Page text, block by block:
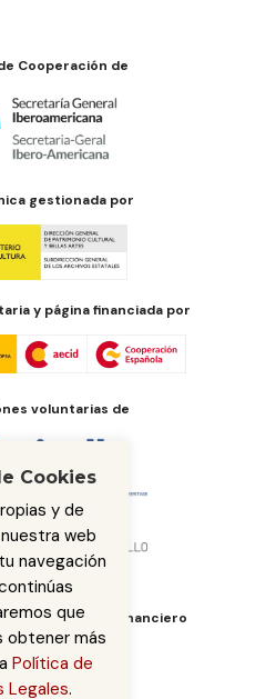
Cooperación de
gestionada por
y página financiada por
voluntarias de
del fondo financiero
Cookies
y de
web
navegación
que
obtener más
Política de
Legales.